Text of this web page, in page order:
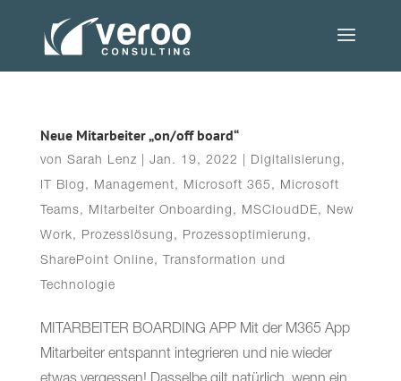
Neue Mitarbeiter „on/off board“
von Sarah Lenz| Jan. 19, 2022 Digitalisierung ,
IT Blog , Management, Microsoft 365 , Microsoft
Teams, Mitarbeiter Onboarding , MSCloudDE, New
Work, Prozesslösung , Prozessoptimierung ,
SharePoint Online,
Transformation und
Technologie
MITARBEITER BOARDING APP Mit der M365 App
Mitarbeiter entspannt integrieren und nie wieder